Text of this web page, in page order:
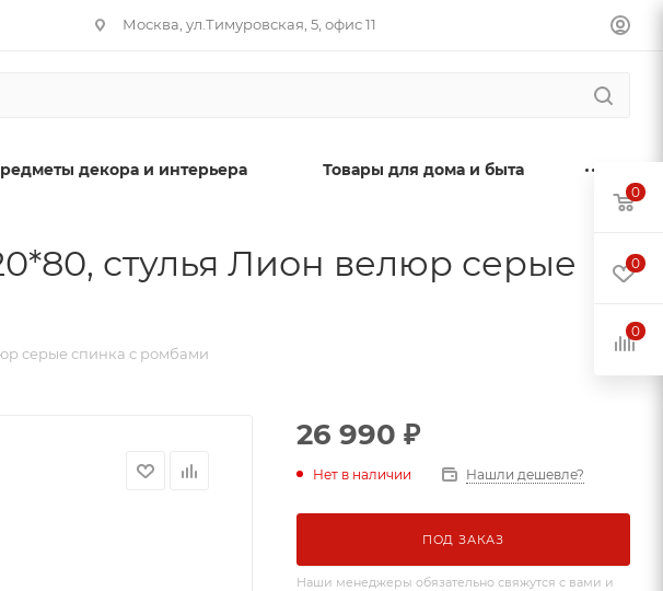
Москва, ул.Тимуровская, 5, офис 11
декора и интерьера Товары для дома и быта
стулья Лион велюр серые
серые спинка с ромбами
26 990 ₽
Нет в наличии Нашли дешевле?
ПОД ЗАКАЗ
Наши менеджеры обязательно свяжутся с вами и
0
0
0